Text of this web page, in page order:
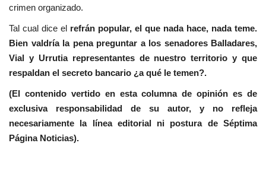
crimen organizado.
Tal cual dice el refrán popular, el que nada hace, nada teme.
Bien valdría la pena preguntar a los senadores Balladares,
Vial y Urrutia representantes de nuestro territorio y que
respaldan el secreto bancario ¿aqué le temen?.
(El contenido vertido en esta columna de opinión es de
exclusiva responsabilidad de su autor, y no refleja
necesariamente la línea editorial ni postura de Séptima
Página Noticias).